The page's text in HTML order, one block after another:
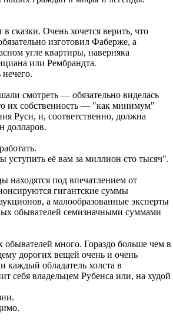
сказки. Очень хочется верить, что
изготовил Фаберже, а
угле квартиры, наверняка
или Рембрандта.
смотреть — обязательно виделась
их собственность — "как минимум"
Руси, и, соответственно, должна
долларов.
её вам за миллион сто тысяч".
находятся под впечатлением от
гигантские суммы
а малообразованные эксперты
обывателей семизначными суммами
много. Гораздо больше чем в
дорогих вещей очень и очень
каждый обладатель холста в
себя владельцем Рубенса или, на худой